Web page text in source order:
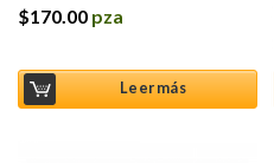
$170.00 pza
Leer más